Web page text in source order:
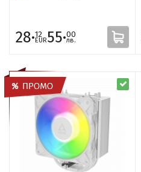
28·12
EUR55·00
лв.